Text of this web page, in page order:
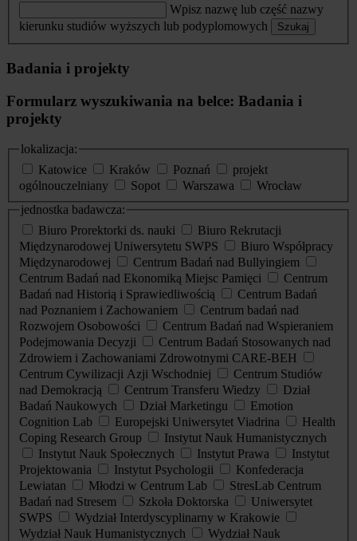
Wpisz nazwę lub część nazwy
kierunku studiów wyższych lub podyplomowych
Szukaj
Badania i projekty
Formularz wyszukiwania na belce: Badania i
projekty
lokalizacja:
Katowice
Kraków Poznań
projekt
ogólnouczelniany
Sopot Warszawa
Wrocław
jednostka badawcza:
Biuro Prorektorki ds. nauki
Biuro Rekrutacji
Międzynarodowej Uniwersytetu SWPS
Biuro Współpracy
Międzynarodowej
Centrum Badań nad Bullyingiem
Centrum Badań nad Ekonomiką Miejsc Pamięci
Centrum
Badań nad Historią i Sprawiedliwością
Centrum Badań
nad Poznaniem i Zachowaniem
Centrum badań nad
Rozwojem Osobowości
Centrum Badań nad Wspieraniem
Podejmowania Decyzji
Centrum Badań Stosowanych nad
Zdrowiem i Zachowaniami Zdrowotnymi CARE-BEH
Centrum Cywilizacji Azji Wschodniej
Centrum Studiów
nad Demokracją
Centrum Transferu Wiedzy
Dział
Badań Naukowych
Dział Marketingu
Emotion
Cognition Lab
Europejski Uniwersytet Viadrina
Health
Coping Research Group
Instytut Nauk Humanistycznych
Instytut Nauk Społecznych
Instytut Prawa
Instytut
Projektowania
Instytut Psychologii
Konfederacja
Lewiatan
Młodzi w Centrum Lab
StresLab Centrum
Badań nad Stresem
Szkoła Doktorska
Uniwersytet
SWPS
Wydział Interdyscyplinarny w Krakowie
Wydział Nauk Humanistycznych
Wydział Nauk